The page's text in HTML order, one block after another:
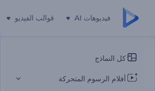
فيديوهات AI قوالب الفيديو
كل النماذج
أفلام الرسوم المتحركة